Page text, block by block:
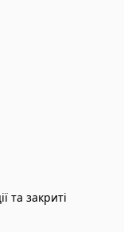
та закриті